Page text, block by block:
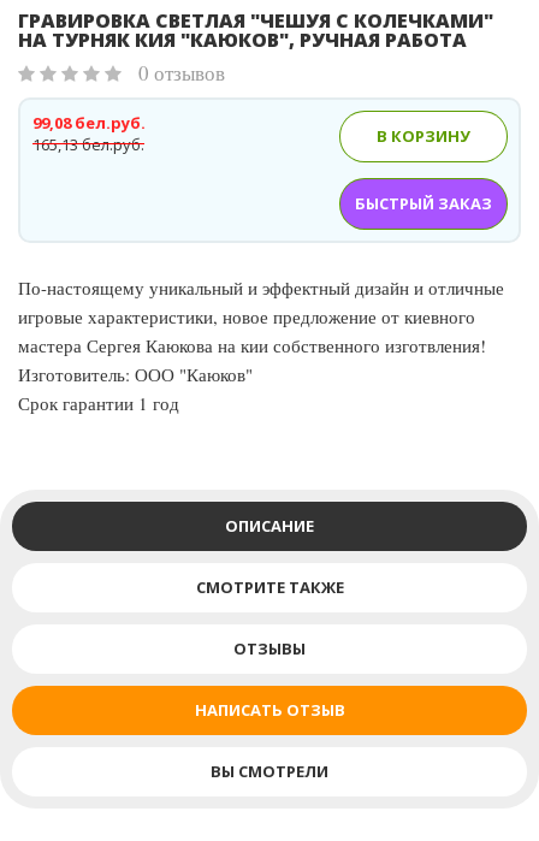
ГРАВИРОВКА СВЕТЛАЯ "ЧЕШУЯ С КОЛЕЧКАМИ"
НА ТУРНЯК КИЯ "КАЮКОВ", РУЧНАЯ РАБОТА
0 отзывов
165,13 бел.руб.
99,08 бел.руб.
В КОРЗИНУ
БЫСТРЫЙ ЗАКАЗ
По-настоящему уникальный и эффектный дизайн и отличные
игровые характеристики, новое предложение от киевного
мастера Сергея Каюкова на кии собственного изготвления!
Изготовитель: ООО "Каюков"
Срок гарантии 1 год
ОПИСАНИЕ
СМОТРИТЕ ТАКЖЕ
ОТЗЫВЫ
НАПИСАТЬ ОТЗЫВ
ВЫ СМОТРЕЛИ